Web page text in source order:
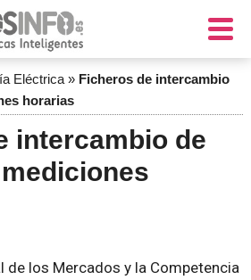
Eléctrica» Ficheros de intercambio
horarias
intercambio de
de los Mercados y la Competencia